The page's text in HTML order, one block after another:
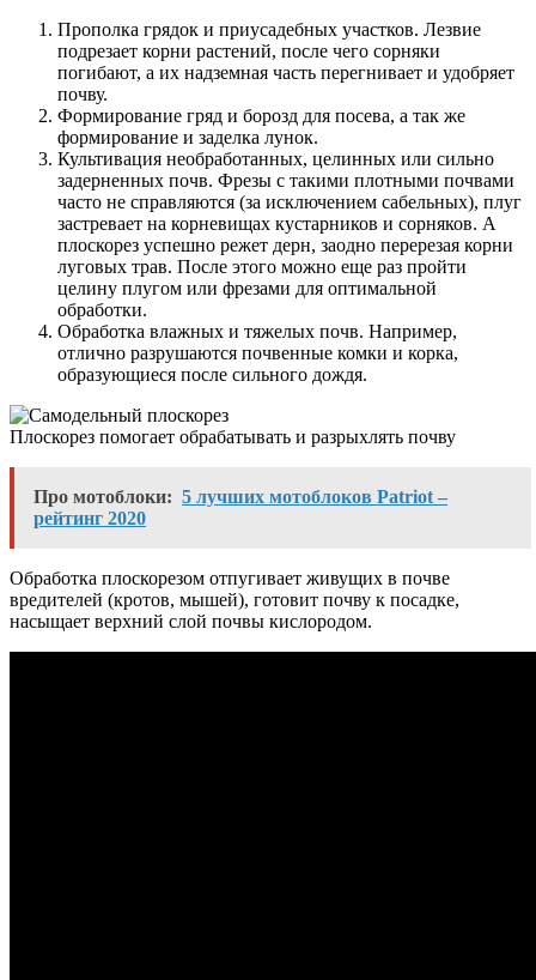
Прополка грядок и приусадебных участков. Лезвие
подрезает корни растений, после чего сорняки
погибают, а их надземная часть перегнивает и удобряет
почву.
Формирование гряд и борозд для посева, а так же
формирование и заделка лунок.
Культивация необработанных, целинных или сильно
задерненных почв. Фрезы с такими плотными почвами
часто не справляются (за исключением сабельных), плуг
застревает на корневищах кустарников и сорняков. А
плоскорез успешно режет дерн, заодно перерезая корни
луговых трав. После этого можно еще раз пройти
целину плугом или фрезами для оптимальной
обработки.
Обработка влажных и тяжелых почв. Например,
отлично разрушаются почвенные комки и корка,
образующиеся после сильного дождя.
Плоскорез помогает обрабатывать и разрыхлять почву
Про мотоблоки: 5 лучших мотоблоков Patriot –
рейтинг 2020
Обработка плоскорезом отпугивает живущих в почве
вредителей (кротов, мышей), готовит почву к посадке,
насыщает верхний слой почвы кислородом.